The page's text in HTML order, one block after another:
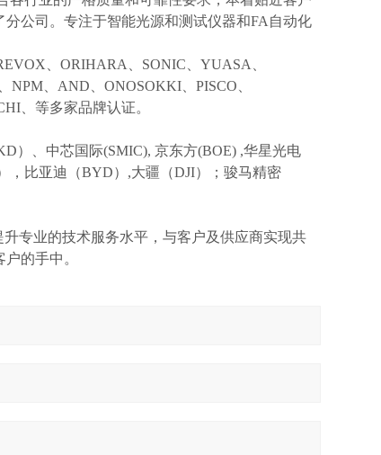
公司。专注于智能光源和测试仪器和FA自动化
、ORIHARA、SONIC、YUASA、
、AND、ONOSOKKI、PISCO、
、等多家品牌认证。
）、中芯国际(SMIC), 京东方(BOE) ,华星光电
，比亚迪（BYD）,大疆（DJI）；骏马精密
专业的技术服务水平，与客户及供应商实现共
的手中。